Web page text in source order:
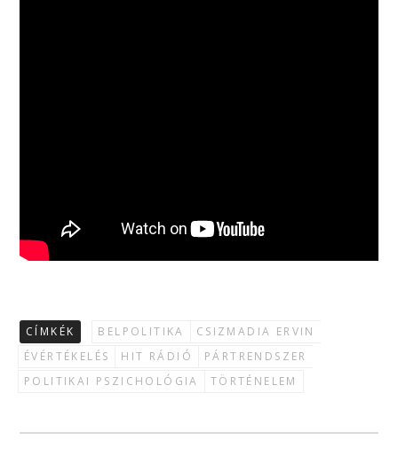
CÍMKÉK BELPOLITIKA
CSIZMADIA ERVIN
ÉVÉRTÉKELÉS
HIT RÁDIÓ
PÁRTRENDSZER
POLITIKAI PSZICHOLÓGIA
TÖRTÉNELEM